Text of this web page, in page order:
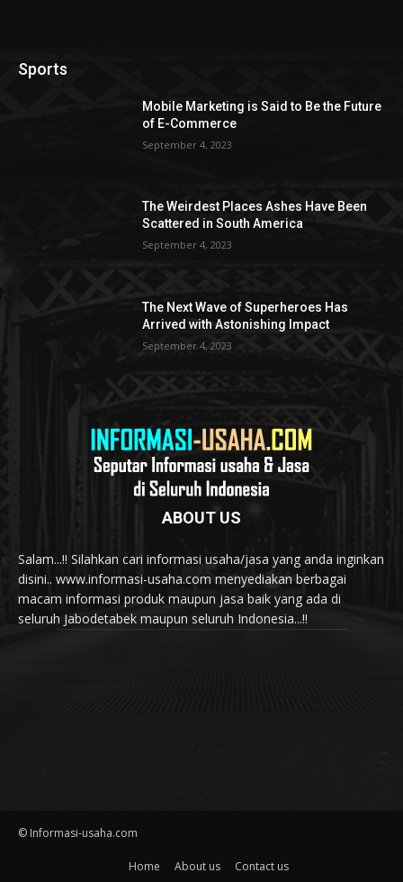
Sports
Mobile Marketing is Said to Be the Future
of E-Commerce
September 4, 2023
The Weirdest Places Ashes Have Been
Scattered in South America
September 4, 2023
The Next Wave of Superheroes Has
Arrived with Astonishing Impact
September 4, 2023
ABOUT US
Salam...!! Silahkan cari informasi usaha/jasa yang anda inginkan
disini.. www.informasi-usaha.com menyediakan berbagai
macam informasi produk maupun jasa baik yang ada di
seluruh Jabodetabek maupun seluruh Indonesia...!!
© Informasi-usaha.com
Home About us Contact us